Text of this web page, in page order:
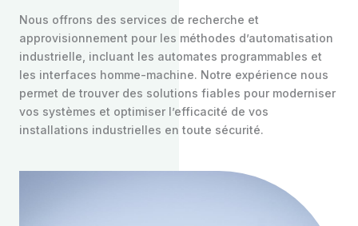
Nous offrons des services de recherche et
approvisionnement pour les méthodes d’automatisation
industrielle, incluant les automates programmables et
les interfaces homme-machine. Notre expérience nous
permet de trouver des solutions fiables pour moderniser
vos systèmes et optimiser l’efficacité de vos
installations industrielles en toute sécurité.